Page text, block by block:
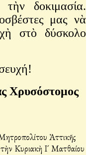
δοκιμασία.
μας νὰ
στὸ δύσκολο
Χρυσόστομος